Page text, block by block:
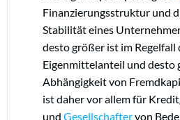
Finanzierungsstruktur und
Stabilität eines
desto größer ist im Regelfall
Eigenmittelanteil und desto
Abhängigkeit von
ist daher vor allem für
und Gesellschaftervon